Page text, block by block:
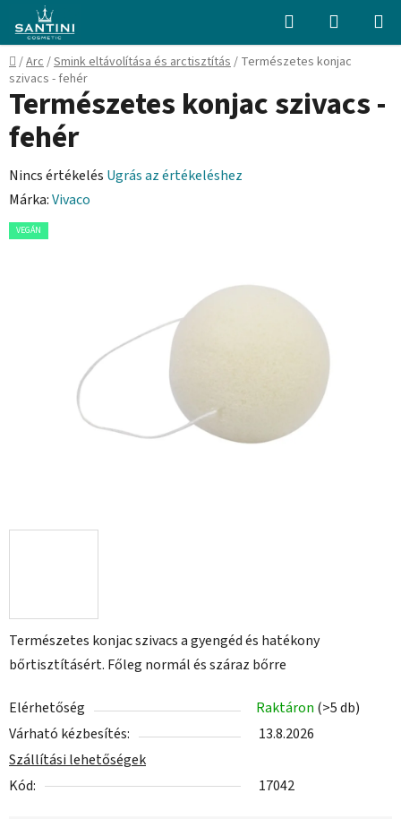
fő
tartalomhoz
Keresés KOSÁR
Kezdőlap
/Arc/Smink eltávolítása és arctisztítás/ Természetes konjac
szivacs - fehér
Természetes konjac szivacs a gyengéd és hatékony
bőrtisztításért. Főleg normál és száraz bőrre
Elérhetőség Raktáron (>5 db)
Várható kézbesítés:
13.8.2026
Szállítási lehetőségek
Kód:
17042
Természetes konjac szivacs -
fehér
A
termék
átlagos
Nincs értékelés Ugrás az értékeléshez
Márka:Vivaco
VEGÁN